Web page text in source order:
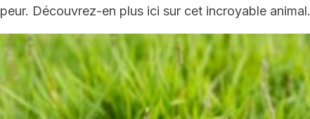
peur. Découvrez-en plus ici sur cet incroyable animal.